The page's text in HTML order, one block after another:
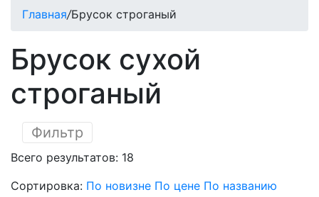
Главная/Брусок строганый
Брусок сухой
строганый
Фильтр
Всего результатов: 18
Сортировка: По новизне По цене По названию